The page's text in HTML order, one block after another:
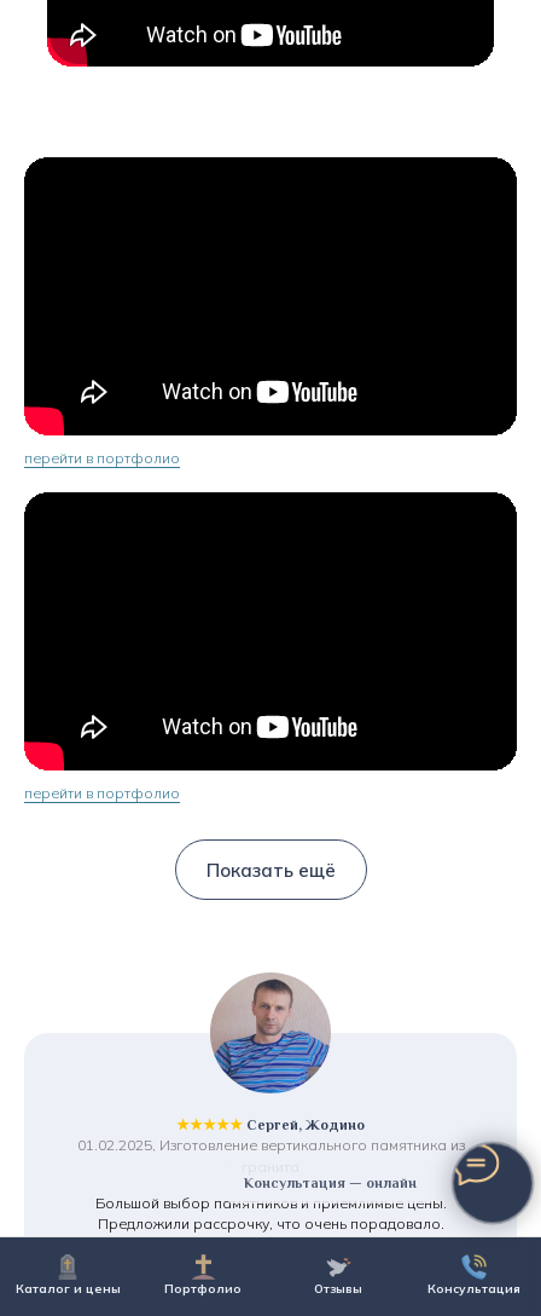
Каталог и цены Портфолио Отзывы Консультация
Консультация — онлайн
перейти в портфолио
перейти в портфолио
Показать ещё
★★★★★ Сергей, Жодино
01.02.2025, Изготовление вертикального памятника из
Большой выбор памятников и приемлимые цены.
Предложили рассрочку, что очень порадовало.
т.к. установку планирую только в августе. Смело
рекомендую!